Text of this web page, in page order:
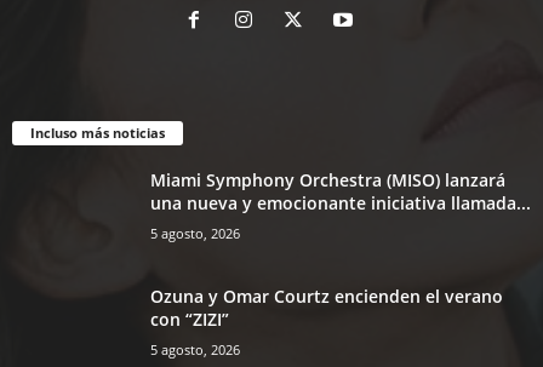
Incluso más noticias
Miami Symphony Orchestra (MISO) lanzará
una nueva y emocionante iniciativa llamada...
5 agosto, 2026
Ozuna y Omar Courtz encienden el verano
con “ZIZI”
5 agosto, 2026